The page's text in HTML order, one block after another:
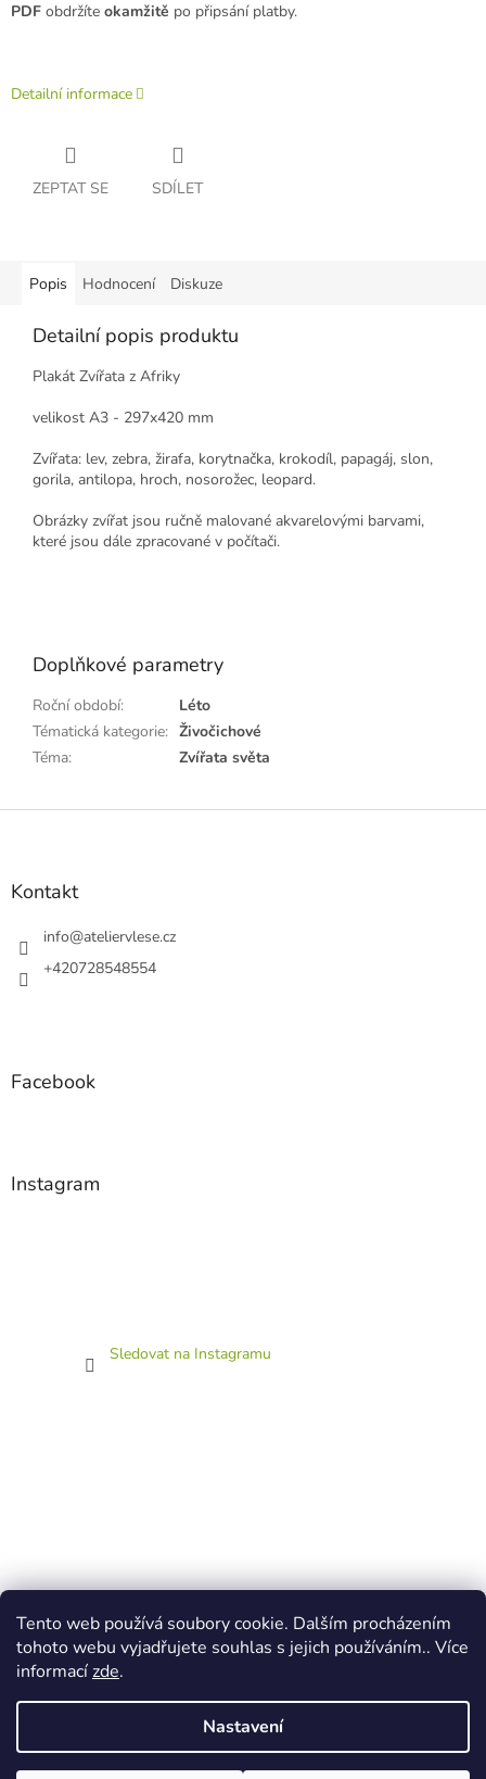
Tento web používá soubory cookie. Dalším procházením
tohoto webu vyjadřujete souhlas s jejich používáním.. Více
informacízde.
Nastavení
PDF obdržíte okamžitě po připsání platby.
Detailní informace
ZEPTAT SE SDÍLET
Popis Hodnocení Diskuze
Detailní popis produktu
Plakát Zvířata z Afriky
velikost A3 - 297x420 mm
Zvířata: lev, zebra, žirafa, korytnačka, krokodíl, papagáj, slon,
gorila, antilopa, hroch, nosorožec, leopard.
Obrázky zvířat jsou ručně malované akvarelovými barvami,
které jsou dále zpracované v počítači.
Doplňkové parametry
Roční období:
Léto
Tématická kategorie: Živočichové
Téma: Zvířata světa
Z
Kontakt
info@ateliervlese.cz
+420728548554
Facebook
Instagram
Sledovat na Instagramu
Vytvořil Shoptet